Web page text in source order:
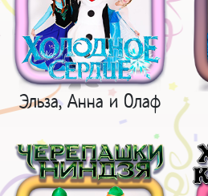
Эльза, Анна и Олаф